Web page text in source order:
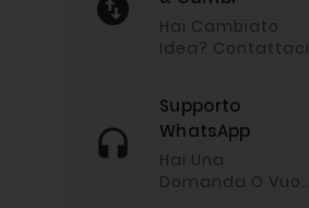
Hai Cambiato
Idea? Contattaci
Supporto
WhatsApp
Hai Una
Domanda O Vuoi